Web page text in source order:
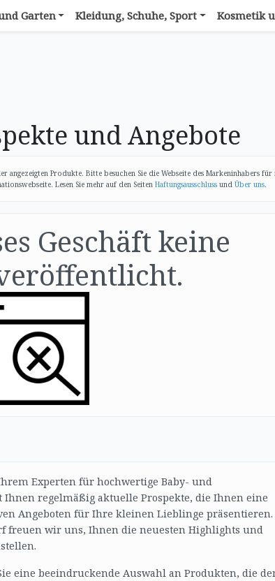
Garten Kleidung, Schuhe, Sport Kosmetik
und Angebote
angezeigten Produkte. Bitte besuchen Sie die Webseite des Markeninhabers für
Lesen Sie mehr auf den Seiten Haftungsausschluss und Über uns.
Geschäft keine
Experten für hochwertige Baby- und
regelmäßig aktuelle Prospekte, die Ihnen eine
Angeboten für Ihre kleinen Lieblinge präsentieren.
freuen wir uns, Ihnen die neuesten Highlights und
eine beeindruckende Auswahl an Produkten, die